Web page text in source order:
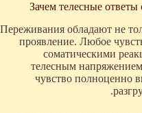
Зачем телесные
Переживания обладают не
проявление. Любое
соматическими
телесным
чувство полноценно